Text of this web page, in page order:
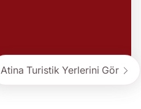
Atina Turistik Yerlerini Gör